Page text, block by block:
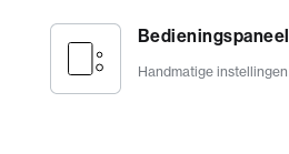
Bedieningspaneel
Handmatige instellingen